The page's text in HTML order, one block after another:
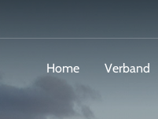
Home Verband